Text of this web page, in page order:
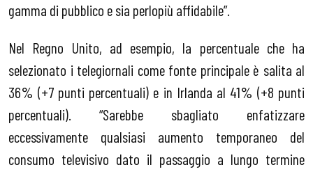
gamma di pubblico e sia perlopiù affidabile”.
Nel Regno Unito, ad esempio, la percentuale che ha
selezionato i telegiornali come fonte principale è salita al
36% (+7 punti percentuali) e in Irlanda al 41% (+8 punti
percentuali). “Sarebbe sbagliato enfatizzare
eccessivamente qualsiasi aumento temporaneo del
consumo televisivo dato il passaggio a lungo termine